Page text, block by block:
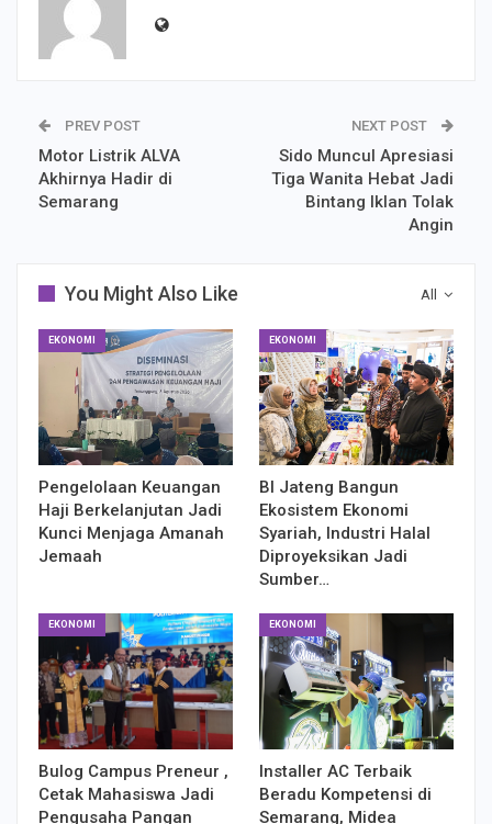
PREV POST
Motor Listrik ALVA
Akhirnya Hadir di
Semarang
NEXT POST
Sido Muncul Apresiasi
Tiga Wanita Hebat Jadi
Bintang Iklan Tolak
Angin
All
You Might Also Like
EKONOMI
Pengelolaan Keuangan
Haji Berkelanjutan Jadi
Kunci Menjaga Amanah
Jemaah
EKONOMI
BI Jateng Bangun
Ekosistem Ekonomi
Syariah, Industri Halal
Diproyeksikan Jadi
Sumber…
EKONOMI
Bulog Campus Preneur ,
Cetak Mahasiswa Jadi
Pengusaha Pangan
EKONOMI
Installer AC Terbaik
Beradu Kompetensi di
Semarang, Midea